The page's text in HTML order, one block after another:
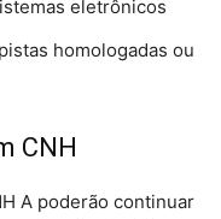
eletrônicos
homologadas ou
CNH
A poderão continuar